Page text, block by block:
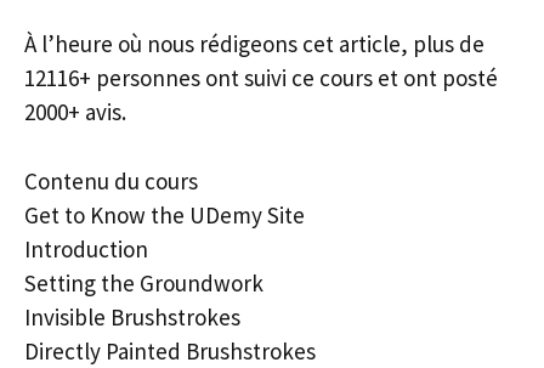
À l’heure où nous rédigeons cet article, plus de
12116+ personnes ont suivi ce cours et ont posté
2000+ avis.
Contenu du cours
Get to Know the UDemy Site
Introduction
Setting the Groundwork
Invisible Brushstrokes
Directly Painted Brushstrokes